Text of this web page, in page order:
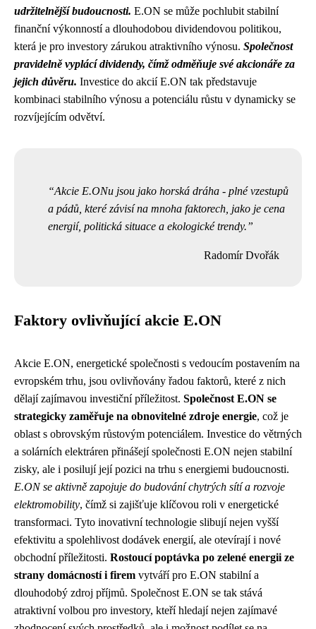
udržitelnější budoucnosti. E.ON se může pochlubit stabilní
finanční výkonností a dlouhodobou dividendovou politikou,
která je pro investory zárukou atraktivního výnosu. Společnost
pravidelně vyplácí dividendy, čímž odměňuje své akcionáře za
jejich důvěru. Investice do akcií E.ON tak představuje
kombinaci stabilního výnosu a potenciálu růstu v dynamicky se
rozvíjejícím odvětví.
Akcie E.ONu jsou jako horská dráha - plné vzestupů
a pádů, které závisí na mnoha faktorech, jako je cena
energií, politická situace a ekologické trendy.
Radomír Dvořák
Faktory ovlivňující akcie E.ON
Akcie E.ON, energetické společnosti s vedoucím postavením na
evropském trhu, jsou ovlivňovány řadou faktorů, které z nich
dělají zajímavou investiční příležitost. Společnost E.ON se
strategicky zaměřuje na obnovitelné zdroje energie, což je
oblast s obrovským růstovým potenciálem. Investice do větrných
a solárních elektráren přinášejí společnosti E.ON nejen stabilní
zisky, ale i posilují její pozici na trhu s energiemi budoucnosti.
E.ON se aktivně zapojuje do budování chytrých sítí a rozvoje
elektromobility, čímž si zajišťuje klíčovou roli v energetické
transformaci. Tyto inovativní technologie slibují nejen vyšší
efektivitu a spolehlivost dodávek energií, ale otevírají i nové
obchodní příležitosti. Rostoucí poptávka po zelené energii ze
strany domácností i firem vytváří pro E.ON stabilní a
dlouhodobý zdroj příjmů. Společnost E.ON se tak stává
atraktivní volbou pro investory, kteří hledají nejen zajímavé